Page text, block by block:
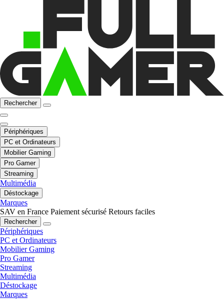
Rechercher
Périphériques
PC et Ordinateurs
Mobilier Gaming
Pro Gamer
Streaming
Multimédia
Déstockage
Marques
SAV en France Paiement sécurisé Retours faciles
Rechercher
Périphériques
PC et Ordinateurs
Mobilier Gaming
Pro Gamer
Streaming
Multimédia
Déstockage
Marques